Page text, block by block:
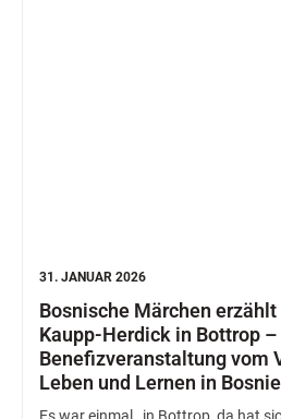
31. JANUAR 2026
Bosnische Märchen
Kaupp-Herdick in Bottrop –
Benefizveranstaltung vom
Leben und Lernen in